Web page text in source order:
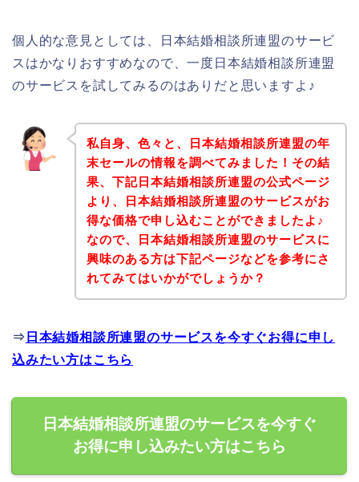
個人的な意見としては、日本結婚相談所連盟のサービ
スはかなりおすすめなので、一度日本結婚相談所連盟
のサービスを試してみるのはありだと思いますよ♪
私自身、色々と、日本結婚相談所連盟の年
末セールの情報を調べてみました！その結
果、下記日本結婚相談所連盟の公式ページ
より、日本結婚相談所連盟のサービスがお
得な価格で申し込むことができましたよ♪
なので、日本結婚相談所連盟のサービスに
興味のある方は下記ページなどを参考にさ
れてみてはいかがでしょうか？
⇒ 日本結婚相談所連盟のサービスを今すぐお得に申し
込みたい方はこちら
日本結婚相談所連盟のサービスを今すぐ
お得に申し込みたい方はこちら